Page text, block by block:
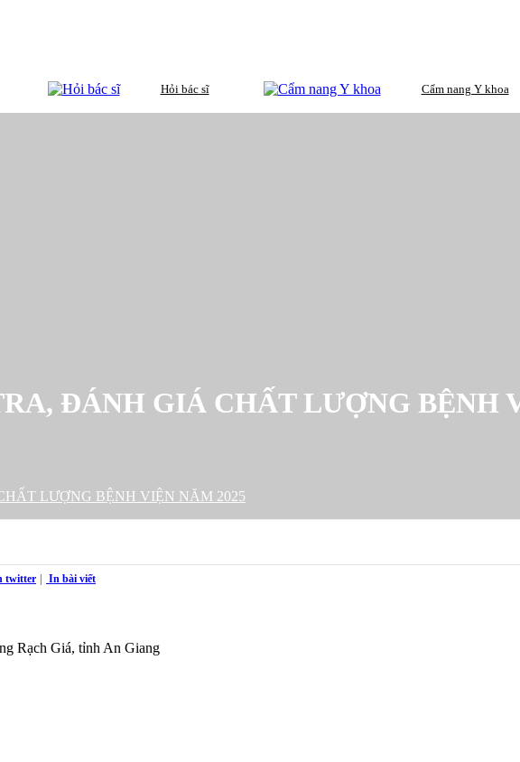
Hỏi bác sĩ Cẩm nang Y khoa
ĐÁNH GIÁ CHẤT LƯỢNG BỆNH
LƯỢNG BỆNH VIỆN NĂM 2025
| In bài viết
Rạch Giá, tỉnh An Giang